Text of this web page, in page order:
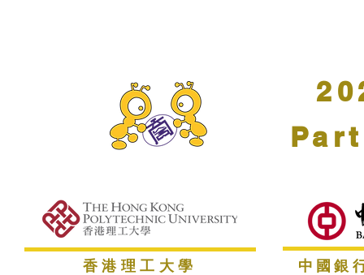
香港理工大學 中國銀